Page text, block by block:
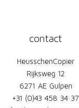
contact
HeusschenCopier
Rijksweg 12
6271 AE Gulpen
+31 (0)43 458 34 37